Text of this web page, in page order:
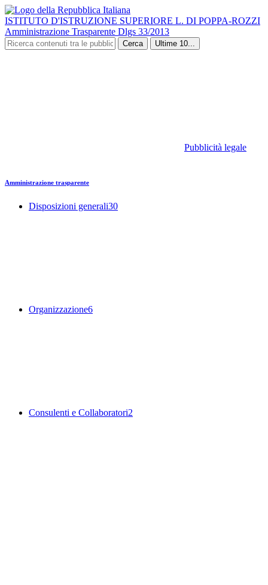
ISTITUTO D'ISTRUZIONE SUPERIORE L. DI POPPA-ROZZI
Amministrazione Trasparente Dlgs 33/2013
Cerca Ultime 10...
Pubblicità legale
Amministrazione trasparente
Disposizioni generali30
Organizzazione6
Consulenti e Collaboratori2